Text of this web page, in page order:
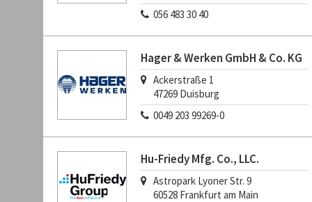
056 483 30 40
Hager & Werken GmbH & Co. KG
Ackerstraße 1
47269 Duisburg
0049 203 99269-0
Hu-Friedy Mfg. Co., LLC.
Astropark Lyoner Str. 9
60528 Frankfurt am Main